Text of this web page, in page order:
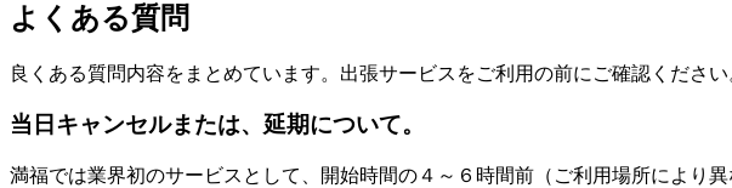
よくある質問
良くある質問内容をまとめています。出張サービスをご利用の前にご確認くださ
当日キャンセルまたは、延期について。
満福では業界初のサービスとして、開始時間の４～６時間前（ご利用場所により